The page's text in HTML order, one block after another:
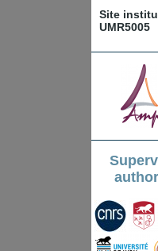
Site
UMR5005